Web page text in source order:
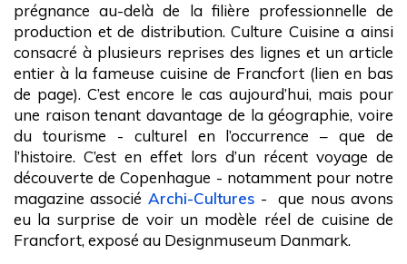
prégnance au-delà de la filière professionnelle de
production et de distribution. Culture Cuisine a ainsi
consacré à plusieurs reprises des lignes et un article
entier à la fameuse cuisine de Francfort (lien en bas
de page). C’est encore le cas aujourd’hui, mais pour
une raison tenant davantage de la géographie, voire
du tourisme - culturel en l’occurrence – que de
l’histoire. C’est en effet lors d’un récent voyage de
découverte de Copenhague - notamment pour notre
magazine associé Archi-Cultures - que nous avons
eu la surprise de voir un modèle réel de cuisine de
Francfort, exposé au Designmuseum Danmark.